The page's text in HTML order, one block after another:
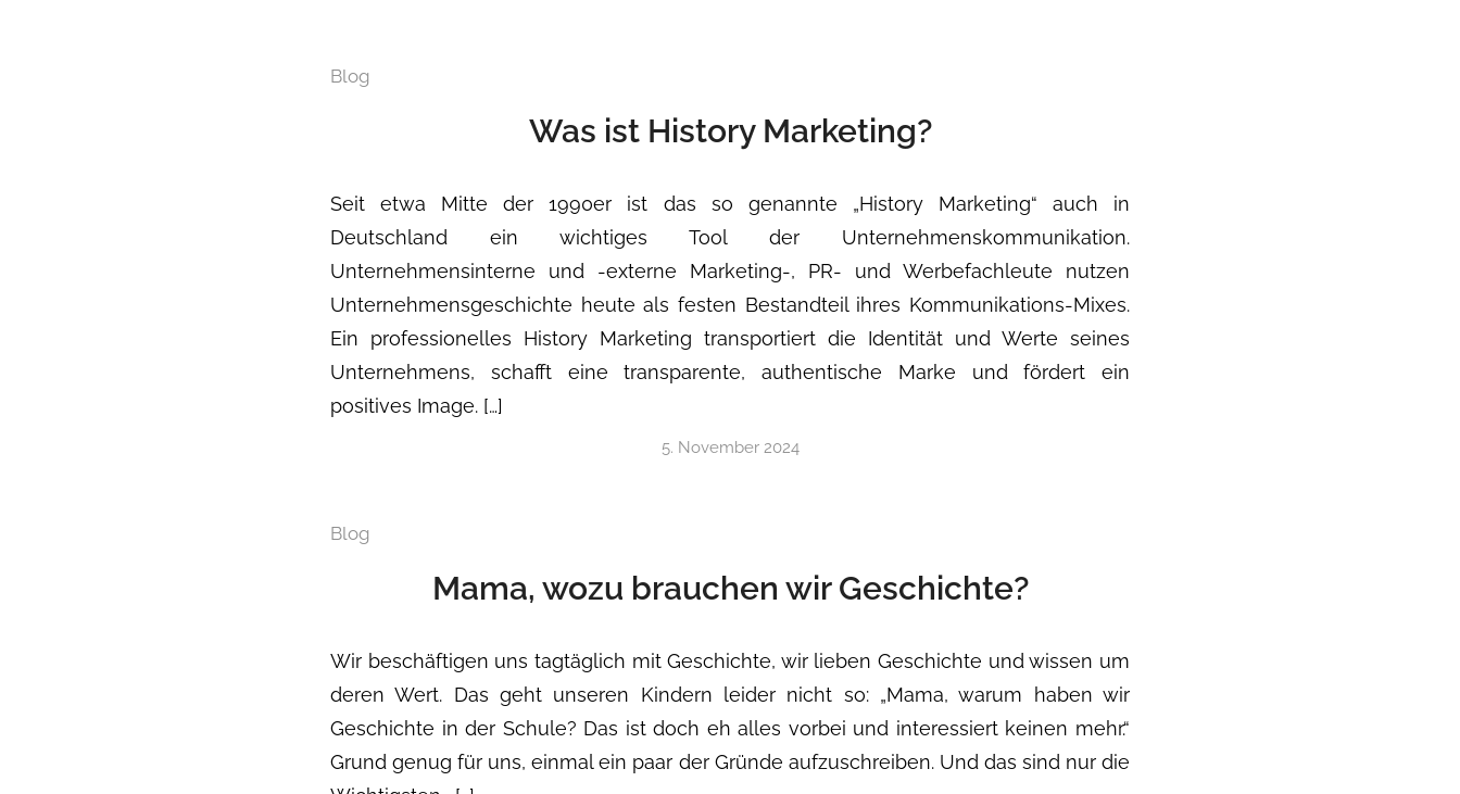
Blog
Was ist History Marketing?
Seit etwa Mitte der 1990er ist das so genannte „History Marketing“ auch in
Deutschland ein wichtiges Tool der Unternehmenskommunikation.
Unternehmensinterne und -externe Marketing-, PR- und Werbefachleute nutzen
Unternehmensgeschichte heute als festen Bestandteil ihres Kommunikations-Mixes.
Ein professionelles History Marketing transportiert die Identität und Werte seines
Unternehmens, schafft eine transparente, authentische Marke und fördert ein
positives Image. […]
5. November 2024
Blog
Mama, wozu brauchen wir Geschichte?
Wir beschäftigen uns tagtäglich mit Geschichte, wir lieben Geschichte und wissen um
deren Wert. Das geht unseren Kindern leider nicht so: „Mama, warum haben wir
Geschichte in der Schule? Das ist doch eh alles vorbei und interessiert keinen mehr.“
Grund genug für uns, einmal ein paar der Gründe aufzuschreiben. Und das sind nur die